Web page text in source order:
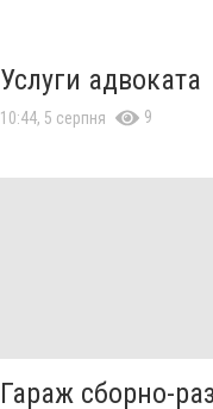
Услуги адвоката
10:44, 5 серпня 9
Гараж сборно-